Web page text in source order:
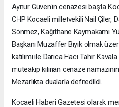
Aynur Güven'in cenazesi başta
CHP Kocaeli milletvekili Nail Çiler,
Sönmez, Kağıthane Kaymakamı
Başkanı Muzaffer Bıyık olmak
katılımı ile Darıca Hacı Tahir
müteakip kılınan cenaze
Mezarlıkta dualarla defnedildi.
Kocaeli Haberi Gazetesi olarak